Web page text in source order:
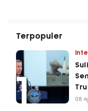
Terpopuler
08